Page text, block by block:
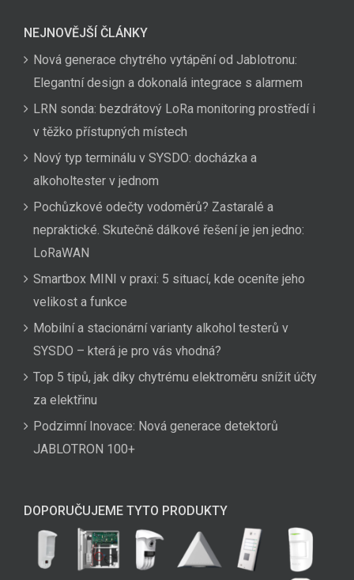
NEJNOVĚJŠÍ ČLÁNKY
Nová generace chytrého vytápění od Jablotronu:
Elegantní design a dokonalá integrace s alarmem
LRN sonda: bezdrátový LoRa monitoring prostředí i
v těžko přístupných místech
Nový typ terminálu v SYSDO: docházka a
alkoholtester v jednom
Pochůzkové odečty vodoměrů? Zastaralé a
nepraktické. Skutečně dálkové řešení je jen jedno:
LoRaWAN
Smartbox MINI v praxi: 5 situací, kde oceníte jeho
velikost a funkce
Mobilní a stacionární varianty alkohol testerů v
SYSDO – která je pro vás vhodná?
Top 5 tipů, jak díky chytrému elektroměru snížit účty
za elektřinu
Podzimní Inovace: Nová generace detektorů
JABLOTRON 100+
DOPORUČUJEME TYTO PRODUKTY